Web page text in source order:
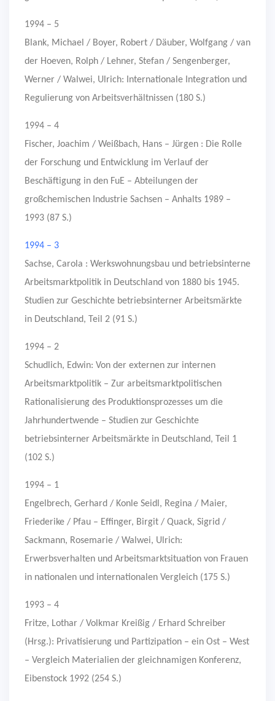
1994 – 5
Blank, Michael / Boyer, Robert / Däuber, Wolfgang / van
der Hoeven, Rolph / Lehner, Stefan / Sengenberger,
Werner / Walwei, Ulrich: Internationale Integration und
Regulierung von Arbeitsverhältnissen (180 S.)
1994 – 4
Fischer, Joachim / Weißbach, Hans – Jürgen : Die Rolle
der Forschung und Entwicklung im Verlauf der
Beschäftigung in den FuE – Abteilungen der
großchemischen Industrie Sachsen – Anhalts 1989 –
1993 (87 S.)
1994 – 3
Sachse, Carola : Werkswohnungsbau und betriebsinterne
Arbeitsmarktpolitik in Deutschland von 1880 bis 1945.
Studien zur Geschichte betriebsinterner Arbeitsmärkte
in Deutschland, Teil 2 (91 S.)
1994 – 2
Schudlich, Edwin: Von der externen zur internen
Arbeitsmarktpolitik – Zur arbeitsmarktpolitischen
Rationalisierung des Produktionsprozesses um die
Jahrhundertwende – Studien zur Geschichte
betriebsinterner Arbeitsmärkte in Deutschland, Teil 1
(102 S.)
1994 – 1
Engelbrech, Gerhard / Konle Seidl, Regina / Maier,
Friederike / Pfau – Effinger, Birgit / Quack, Sigrid /
Sackmann, Rosemarie / Walwei, Ulrich:
Erwerbsverhalten und Arbeitsmarktsituation von Frauen
in nationalen und internationalen Vergleich (175 S.)
1993 – 4
Fritze, Lothar / Volkmar Kreißig / Erhard Schreiber
(Hrsg.): Privatisierung und Partizipation – ein Ost – West
– Vergleich Materialien der gleichnamigen Konferenz,
Eibenstock 1992 (254 S.)